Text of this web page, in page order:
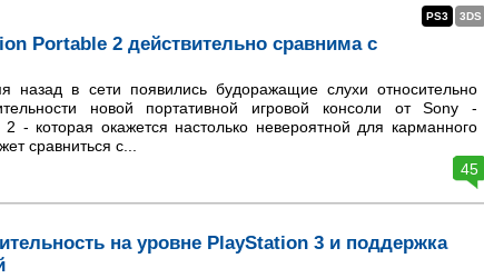
3DS
PS3
Portable 2 действительно сравнима с
назад в сети появились будоражащие слухи относительно
новой портативной игровой консоли от Sony -
- которая окажется настолько невероятной для карманного
сравниться с...
45
на уровне PlayStation 3 и поддержка